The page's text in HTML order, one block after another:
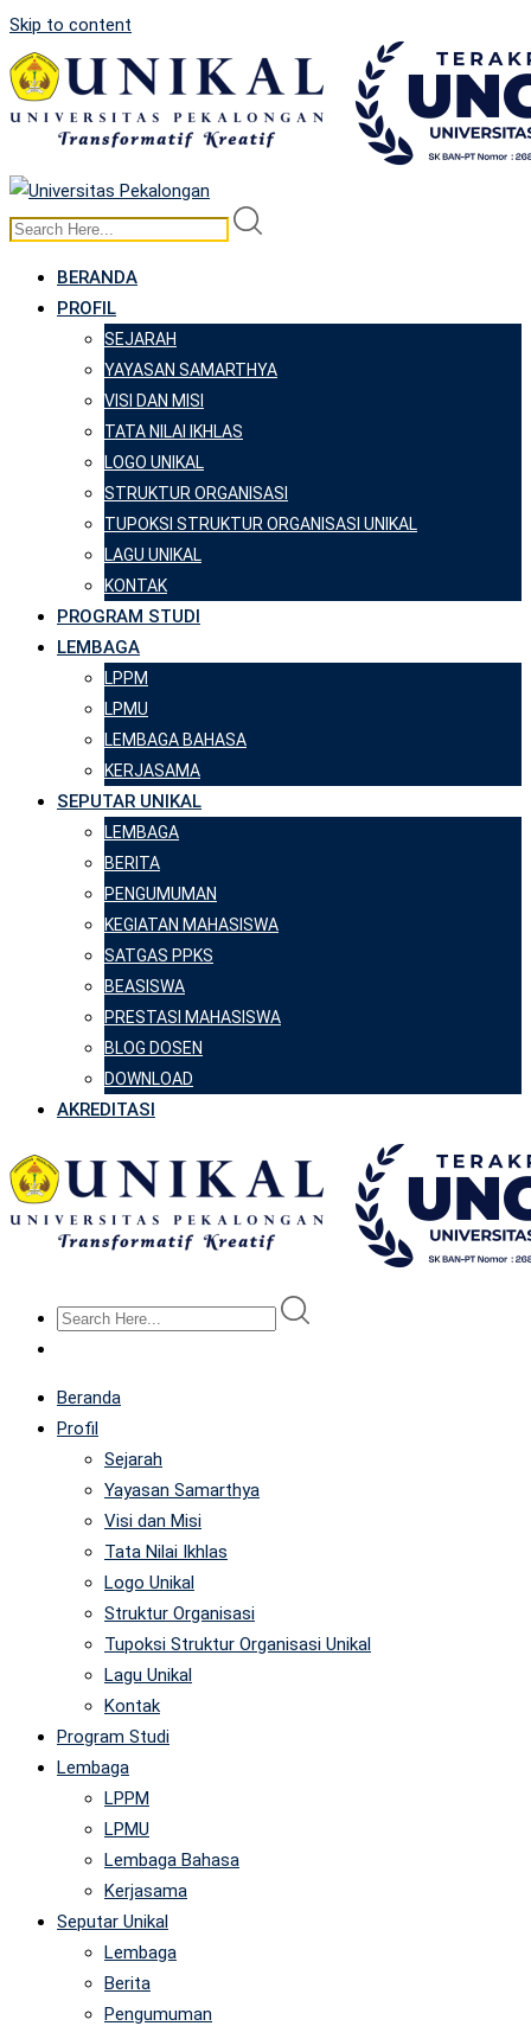
Skip to content
BERANDA
PROFIL
SEJARAH
YAYASAN SAMARTHYA
VISI DAN MISI
TATA NILAI IKHLAS
LOGO UNIKAL
STRUKTUR ORGANISASI
TUPOKSI STRUKTUR ORGANISASI UNIKAL
LAGU UNIKAL
KONTAK
PROGRAM STUDI
LEMBAGA
LPPM
LPMU
LEMBAGA BAHASA
KERJASAMA
SEPUTAR UNIKAL
LEMBAGA
BERITA
PENGUMUMAN
KEGIATAN MAHASISWA
SATGAS PPKS
BEASISWA
PRESTASI MAHASISWA
BLOG DOSEN
DOWNLOAD
AKREDITASI
Beranda
Profil
Sejarah
Yayasan Samarthya
Visi dan Misi
Tata Nilai Ikhlas
Logo Unikal
Struktur Organisasi
Tupoksi Struktur Organisasi Unikal
Lagu Unikal
Kontak
Program Studi
Lembaga
LPPM
LPMU
Lembaga Bahasa
Kerjasama
Seputar Unikal
Lembaga
Berita
Pengumuman